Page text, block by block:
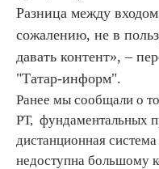
Разница между
сожалению, не в
давать контент», –
"Татар-информ".
Ранее мы сообщали о
РТ, фундаментальных
дистанционная
недоступна большому